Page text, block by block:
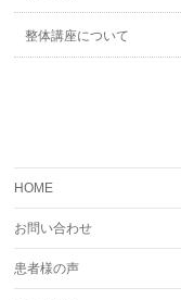
整体講座について
HOME
お問い合わせ
患者様の声